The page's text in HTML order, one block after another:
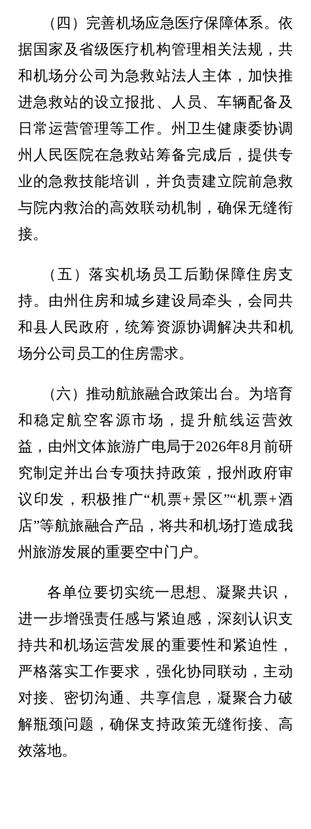
（四）完善机场应急医疗保障体系。 依
据国家及省级医疗机构管理相关法规，共
和机场分公司为急救站法人主体，加快推
进急救站的设立报批、人员、车辆配备及
日常运营管理等工作。州卫生健康委协调
州人民医院在急救站筹备完成后，提供专
业的急救技能培训，并负责建立院前急救
与院内救治的高效联动机制，确保无缝衔
接。
（五）落实机场员工后勤保障住房支
持。 由州住房和城乡建设局牵头，会同共
和县人民政府，统筹资源协调解决共和机
场分公司员工的住房需求。
（六）推动航旅融合政策出台。 为培育
和稳定航空客源市场，提升航线运营效
益，由州文体旅游广电局于2026年8 月前研
究制定并出台专项扶持政策，报州政府审
议印发，积极推广“机票+景区”“机票+酒
店”等航旅融合产品，将共和机场打造成我
州旅游发展的重要空中门户。
各单位要切实统一思想、凝聚共识，
进一步增强责任感与紧迫感，深刻认识支
持共和机场运营发展的重要性和紧迫性，
严格落实工作要求，强化协同联动，主动
对接、密切沟通、共享信息，凝聚合力破
解瓶颈问题，确保支持政策无缝衔接、高
效落地。